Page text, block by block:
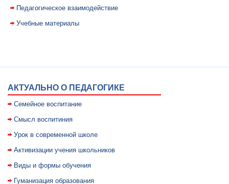
Педагогическое взаимодействие
Учебные материалы
АКТУАЛЬНО О ПЕДАГОГИКЕ
Семейное воспитание
Смысл воспитиния
Уpок в совpеменной школе
Активизации учения школьников
Виды и формы обучения
Гуманизация образования